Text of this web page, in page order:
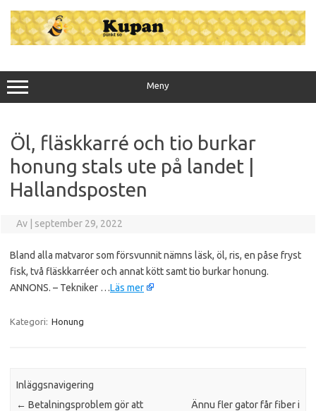
innehåll
Meny
Öl, fläskkarré och tio burkar
honung stals ute på landet |
Hallandsposten
Av september 29, 2022
Bland alla matvaror som försvunnit nämns läsk, öl, ris, en påse fryst
fisk, två fläskkarréer och annat kött samt tio burkar honung.
ANNONS. – Tekniker …Läs mer
Kategori: Honung
Inläggsnavigering
← Betalningsproblem gör att
Ännu fler gator får fiber i